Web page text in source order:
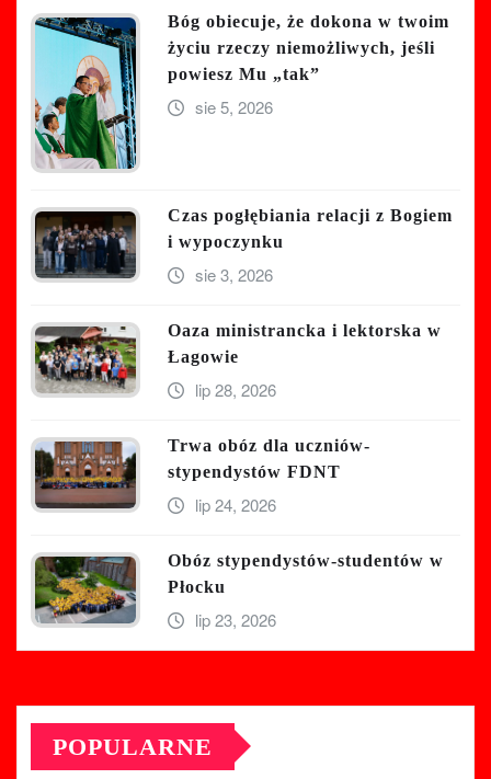
Bóg obiecuje, że dokona w twoim
życiu rzeczy niemożliwych, jeśli
powiesz Mu „tak”
sie 5, 2026
Czas pogłębiania relacji z Bogiem
i wypoczynku
sie 3, 2026
Oaza ministrancka i lektorska w
Łagowie
lip 28, 2026
Trwa obóz dla uczniów-
stypendystów FDNT
lip 24, 2026
Obóz stypendystów-studentów w
Płocku
lip 23, 2026
POPULARNE